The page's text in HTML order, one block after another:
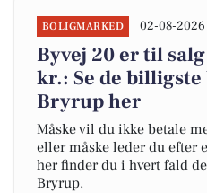
BOLIGMARKED 02-08-2026
Byvej 20 er til
kr.: Se de
Bryrup her
Måske vil du ikke betale
eller måske leder du efter
her finder du i hvert fald
Bryrup.